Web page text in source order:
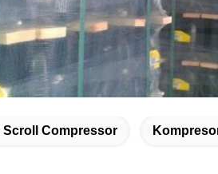
Scroll Compressor